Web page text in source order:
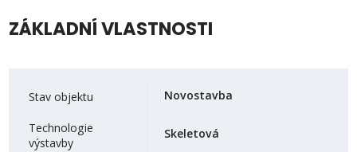
ZÁKLADNÍ VLASTNOSTI
Stav objektu Novostavba
Technologie
výstavby
Skeletová